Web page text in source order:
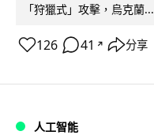
「狩獵式」攻擊，烏克蘭...
126 41 ↗ 分享
人工智能